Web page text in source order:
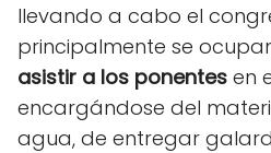
llevando a cabo el
principalmente se
asistir a los ponentes en
encargándose del
agua, de entregar